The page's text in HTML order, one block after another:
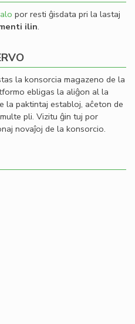
por resti ĝisdata pri la lastaj
ilin.
la konsorcia magazeno de la
ebligas la aliĝon al la
la paktintaj establoj, aĉeton de
pli. Vizitu ĝin tuj por
novaĵoj de la konsorcio.